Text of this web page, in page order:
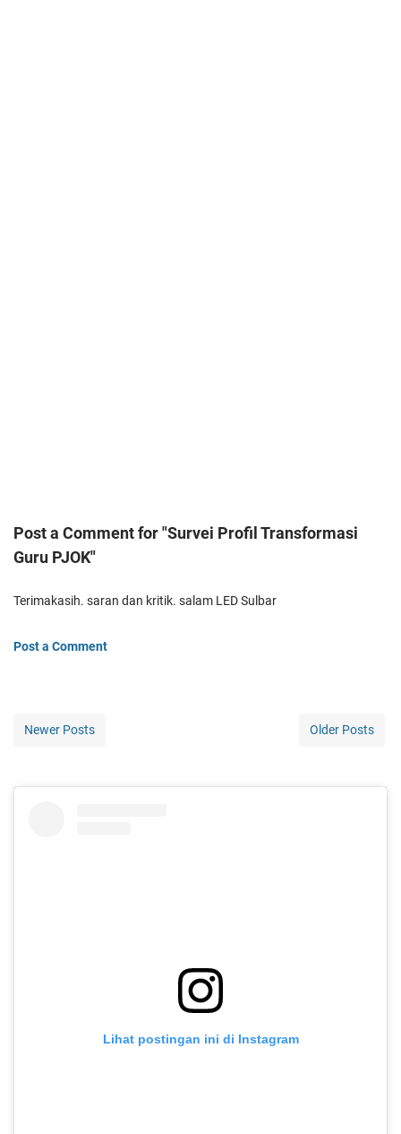
Post a Comment for "Survei Profil Transformasi
Guru PJOK"
Terimakasih. saran dan kritik. salam LED Sulbar
Post a Comment
Newer Posts Older Posts
Lihat postingan ini di Instagram